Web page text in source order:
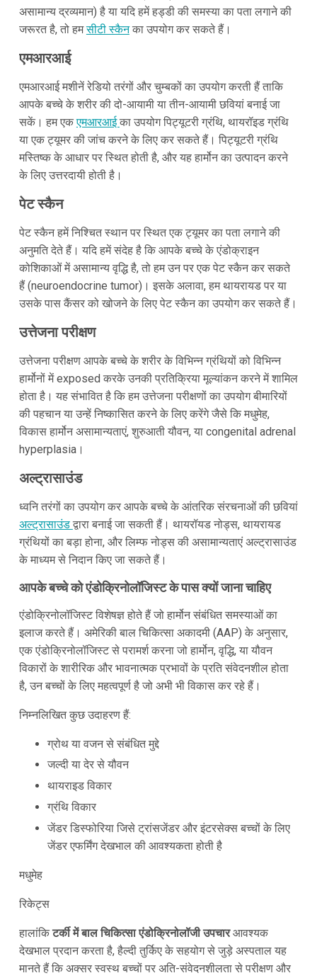
असामान्य द्रव्यमान) है या यदि हमें हड्डी की समस्या का पता लगाने की
जरूरत है, तो हमसीटी स्कैनका उपयोग कर सकते हैं।
एमआरआई
एमआरआई मशीनें रेडियो तरंगों और चुम्बकों का उपयोग करती हैं ताकि
आपके बच्चे के शरीर की दो-आयामी या तीन-आयामी छवियां बनाई जा
सकें। हम एकएमआरआईका उपयोग पिट्यूटरी ग्रंथि, थायरॉइड ग्रंथि
या एक ट्यूमर की जांच करने के लिए कर सकते हैं। पिट्यूटरी ग्रंथि
मस्तिष्क के आधार पर स्थित होती है, और यह हार्मोन का उत्पादन करने
के लिए उत्तरदायी होती है।
पेट स्कैन
पेट स्कैन हमें निश्चित स्थान पर स्थित एक ट्यूमर का पता लगाने की
अनुमति देते हैं। यदि हमें संदेह है कि आपके बच्चे के एंडोक्राइन
कोशिकाओं में असामान्य वृद्धि है, तो हम उन पर एक पेट स्कैन कर सकते
हैं (neuroendocrine tumor)। इसके अलावा, हम थायरायड पर या
उसके पास कैंसर को खोजने के लिए पेट स्कैन का उपयोग कर सकते हैं।
उत्तेजना परीक्षण
उत्तेजना परीक्षण आपके बच्चे के शरीर के विभिन्न ग्रंथियों को विभिन्न
हार्मोनों में exposed करके उनकी प्रतिक्रिया मूल्यांकन करने में शामिल
होता है। यह संभावित है कि हम उत्तेजना परीक्षणों का उपयोग बीमारियों
की पहचान या उन्हें निष्कासित करने के लिए करेंगे जैसे कि मधुमेह,
विकास हार्मोन असामान्यताएं, शुरुआती यौवन, या congenital adrenal
hyperplasia।
अल्ट्रासाउंड
ध्वनि तरंगों का उपयोग कर आपके बच्चे के आंतरिक संरचनाओं की छवियां
अल्ट्रासाउंड द्वारा बनाई जा सकती हैं। थायरॉयड नोड्स, थायरायड
ग्रंथियों का बड़ा होना, और लिम्फ नोड्स की असामान्यताएं अल्ट्रासाउंड
के माध्यम से निदान किए जा सकते हैं।
आपके बच्चे को एंडोक्रिनोलॉजिस्ट के पास क्यों जाना चाहिए
एंडोक्रिनोलॉजिस्ट विशेषज्ञ होते हैं जो हार्मोन संबंधित समस्याओं का
इलाज करते हैं। अमेरिकी बाल चिकित्सा अकादमी (AAP) के अनुसार,
एक एंडोक्रिनोलॉजिस्ट से परामर्श करना जो हार्मोन, वृद्धि, या यौवन
विकारों के शारीरिक और भावनात्मक प्रभावों के प्रति संवेदनशील होता
है, उन बच्चों के लिए महत्वपूर्ण है जो अभी भी विकास कर रहे हैं।
निम्नलिखित कुछ उदाहरण हैं:
ग्रोथ या वजन से संबंधित मुद्दे
जल्दी या देर से यौवन
थायराइड विकार
ग्रंथि विकार
जेंडर डिस्फोरिया जिसे ट्रांसजेंडर और इंटरसेक्स बच्चों के लिए
जेंडर एफर्मिंग देखभाल की आवश्यकता होती है
मधुमेह
रिकेट्स
हालांकिटर्की में बाल चिकित्सा एंडोक्रिनोलॉजी उपचारआवश्यक
देखभाल प्रदान करता है, हैल्दी तुर्किए के सहयोग से जुड़े अस्पताल यह
मानते हैं कि अक्सर स्वस्थ बच्चों पर अति-संवेदनशीलता से परीक्षण और